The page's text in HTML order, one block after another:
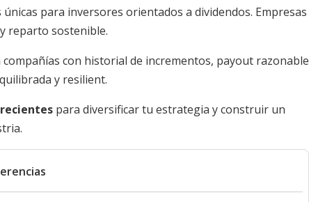
para inversores orientados a dividendos. Empresas
reparto sostenible.
con historial de incrementos, payout razonable
y resilient.
para diversificar tu estrategia y construir un